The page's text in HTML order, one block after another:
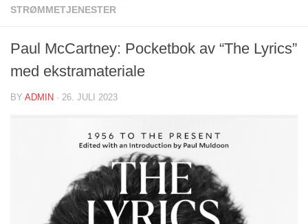
STRØMMETJENESTER
Paul McCartney: Pocketbok av “The Lyrics”
med ekstramateriale
BY ADMIN · 26. JULI 2023